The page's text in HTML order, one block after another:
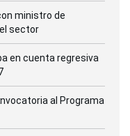
ministro de
sector
en cuenta regresiva
al Programa